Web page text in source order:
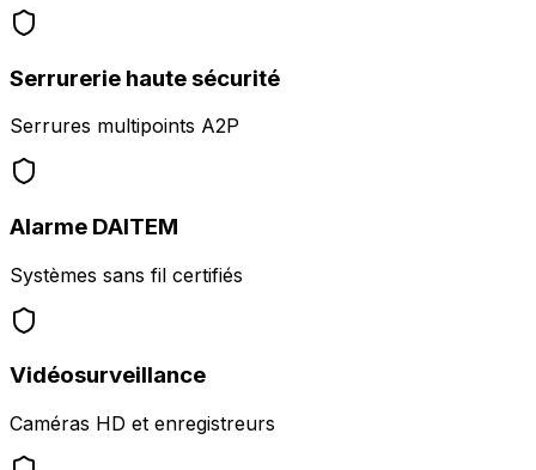
Serrurerie haute sécurité
Serrures multipoints A2P
Alarme DAITEM
Systèmes sans fil certifiés
Vidéosurveillance
Caméras HD et enregistreurs